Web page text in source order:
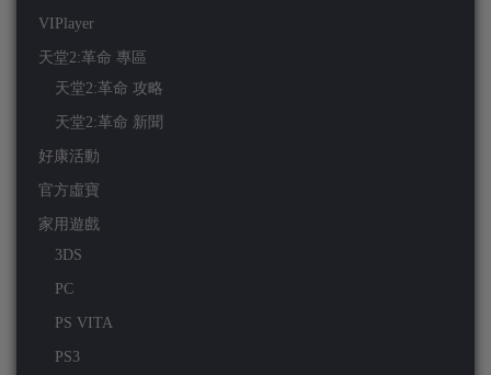
VIPlayer
天堂2:革命 專區
天堂2:革命 攻略
天堂2:革命 新聞
好康活動
官方虛寶
家用遊戲
3DS
PC
PS VITA
PS3